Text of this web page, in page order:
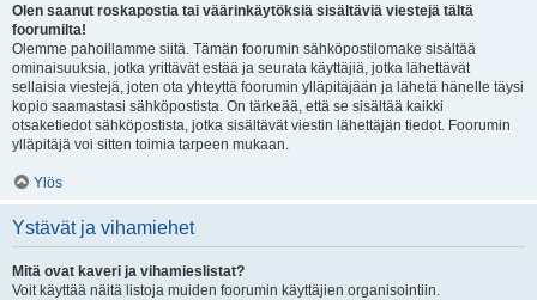
Olen saanut roskapostia tai väärinkäytöksiä sisältäviä viestejä tältä
foorumilta!
Olemme pahoillamme siitä. Tämän foorumin sähköpostilomake sisältää
ominaisuuksia, jotka yrittävät estää ja seurata käyttäjiä, jotka lähettävät
sellaisia viestejä, joten ota yhteyttä foorumin ylläpitäjään ja lähetä hänelle täysi
kopio saamastasi sähköpostista. On tärkeää, että se sisältää kaikki
otsaketiedot sähköpostista, jotka sisältävät viestin lähettäjän tiedot. Foorumin
ylläpitäjä voi sitten toimia tarpeen mukaan.
Ylös
Ystävät ja vihamiehet
Mitä ovat kaveri ja vihamieslistat?
Voit käyttää näitä listoja muiden foorumin käyttäjien organisointiin.